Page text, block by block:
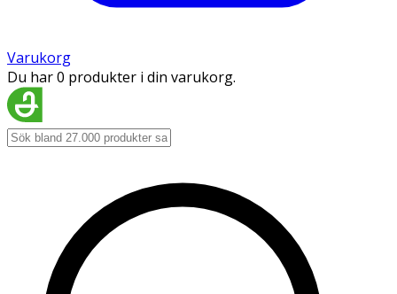
Varukorg
Du har 0 produkter i din varukorg.